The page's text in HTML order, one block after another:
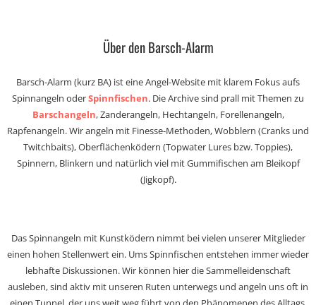
Über den Barsch-Alarm
Barsch-Alarm (kurz BA) ist eine Angel-Website mit klarem Fokus aufs
Spinnangeln oderSpinnfischen. Die Archive sind prall mit Themen zu
Barschangeln, Zanderangeln, Hechtangeln, Forellenangeln,
Rapfenangeln. Wir angeln mit Finesse-Methoden, Wobblern (Cranks und
Twitchbaits), Oberflächenködern (Topwater Lures bzw. Toppies),
Spinnern, Blinkern und natürlich viel mit Gummifischen am Bleikopf
(Jigkopf).
Das Spinnangeln mit Kunstködern nimmt bei vielen unserer Mitglieder
einen hohen Stellenwert ein. Ums Spinnfischen entstehen immer wieder
lebhafte Diskussionen. Wir können hier die Sammelleidenschaft
ausleben, sind aktiv mit unseren Ruten unterwegs und angeln uns oft in